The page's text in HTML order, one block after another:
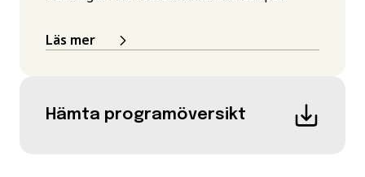
Läs mer
Hämta programöversikt